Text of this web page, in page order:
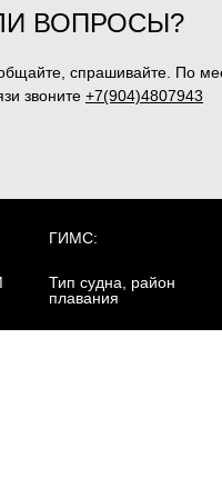
ВОПРОСЫ?
спрашивайте. По
звоните +7(904)4807943
ГИМС:
Тип судна, район
плавания